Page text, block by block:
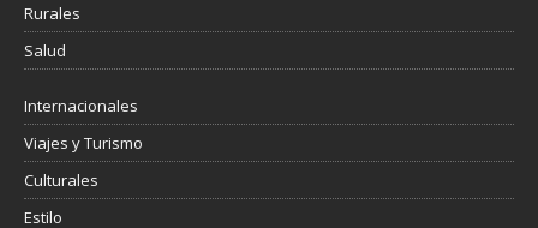
Rurales
Salud
Internacionales
Viajes y Turismo
Culturales
Estilo